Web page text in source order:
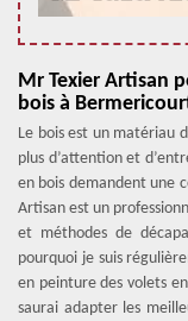
Mr Texier Artisan
bois à
Le bois est un matériau
plus d’attention et
en bois demandent une
Artisan est un
et méthodes de
pourquoi je suis
en peinture des volets
saurai adapter les